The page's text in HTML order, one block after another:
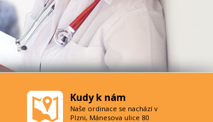
Kudy k nám
Naše ordinace se nachází v
Plzni, Mánesova ulice 80